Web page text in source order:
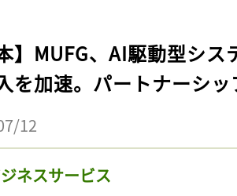
本】MUFG、AI駆動型シ
を加速。パートナーシ
12
ネスサービス
ログイン